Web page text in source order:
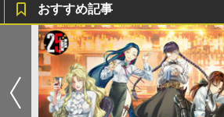
おすすめ記事